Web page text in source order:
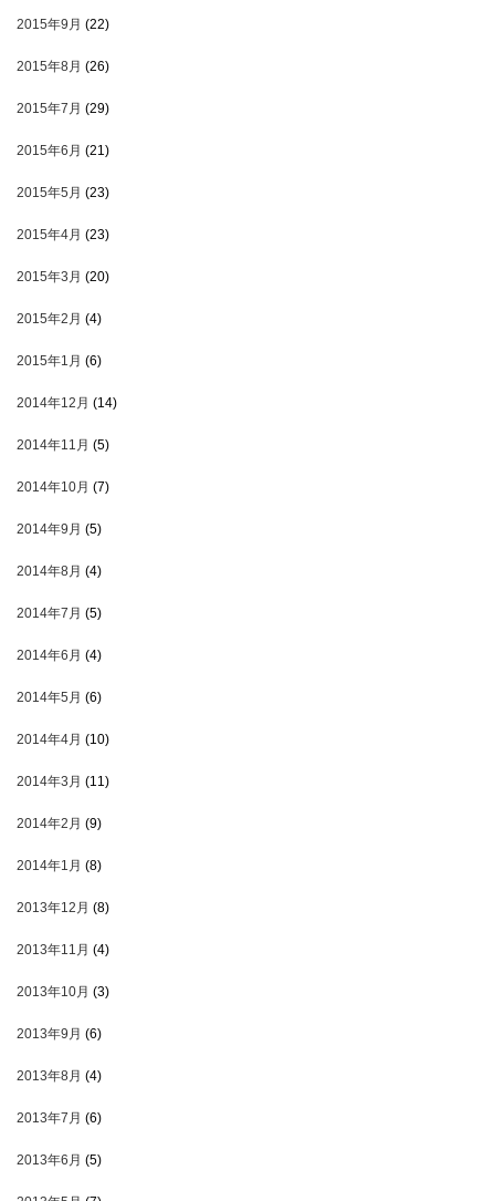
2015年9月 (22)
2015年8月 (26)
2015年7月 (29)
2015年6月 (21)
2015年5月 (23)
2015年4月 (23)
2015年3月 (20)
2015年2月 (4)
2015年1月 (6)
2014年12月 (14)
2014年11月 (5)
2014年10月 (7)
2014年9月 (5)
2014年8月 (4)
2014年7月 (5)
2014年6月 (4)
2014年5月 (6)
2014年4月 (10)
2014年3月 (11)
2014年2月 (9)
2014年1月 (8)
2013年12月 (8)
2013年11月 (4)
2013年10月 (3)
2013年9月 (6)
2013年8月 (4)
2013年7月 (6)
2013年6月 (5)